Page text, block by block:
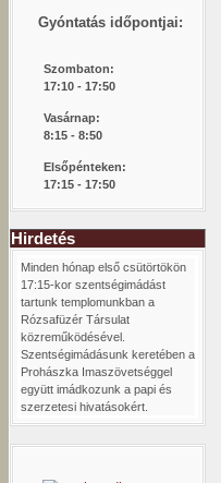
Gyóntatás időpontjai:
Szombaton:
17:10 - 17:50
Vasárnap:
8:15 - 8:50
Elsőpénteken:
17:15 - 17:50
Hirdetés
Minden hónap első csütörtökön
17:15-kor szentségimádást
tartunk templomunkban a
Rózsafüzér Társulat
közreműködésével.
Szentségimádásunk keretében a
Prohászka Imaszövetséggel
együtt imádkozunk a papi és
szerzetesi hivatásokért.